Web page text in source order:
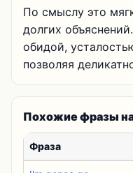
По смыслу это
долгих
обидой,
позволяя
Похожие фразы
Фраза